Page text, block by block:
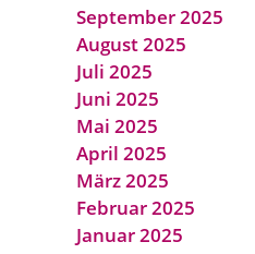
September 2025
August 2025
Juli 2025
Juni 2025
Mai 2025
April 2025
März 2025
Februar 2025
Januar 2025